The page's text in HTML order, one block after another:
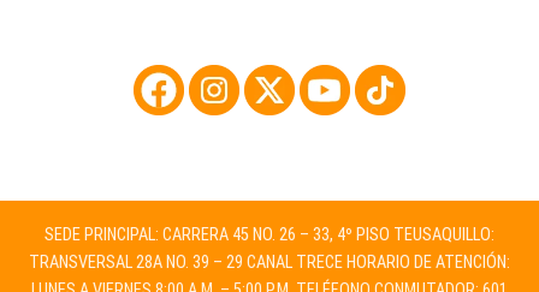
SEDE PRINCIPAL: CARRERA 45 NO. 26 – 33, 4º PISO TEUSAQUILLO:
TRANSVERSAL 28A NO. 39 – 29 CANAL TRECE HORARIO DE ATENCIÓN: